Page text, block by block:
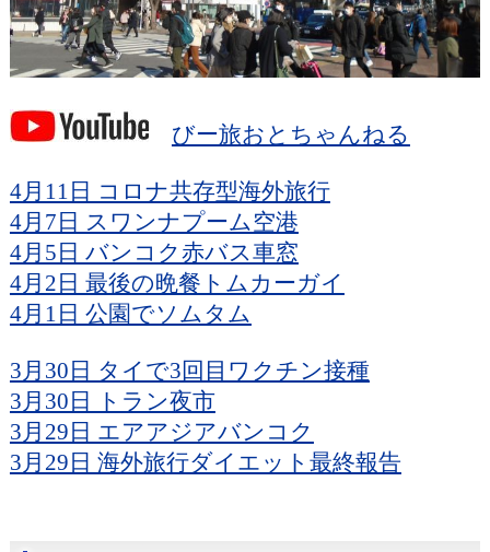
びー旅おとちゃんねる
4月11日 コロナ共存型海外旅行
4月7日 スワンナプーム空港
4月5日 バンコク赤バス車窓
4月2日 最後の晩餐トムカーガイ
4月1日 公園でソムタム
3月30日 タイで3回目ワクチン接種
3月30日 トラン夜市
3月29日 エアアジアバンコク
3月29日 海外旅行ダイエット最終報告